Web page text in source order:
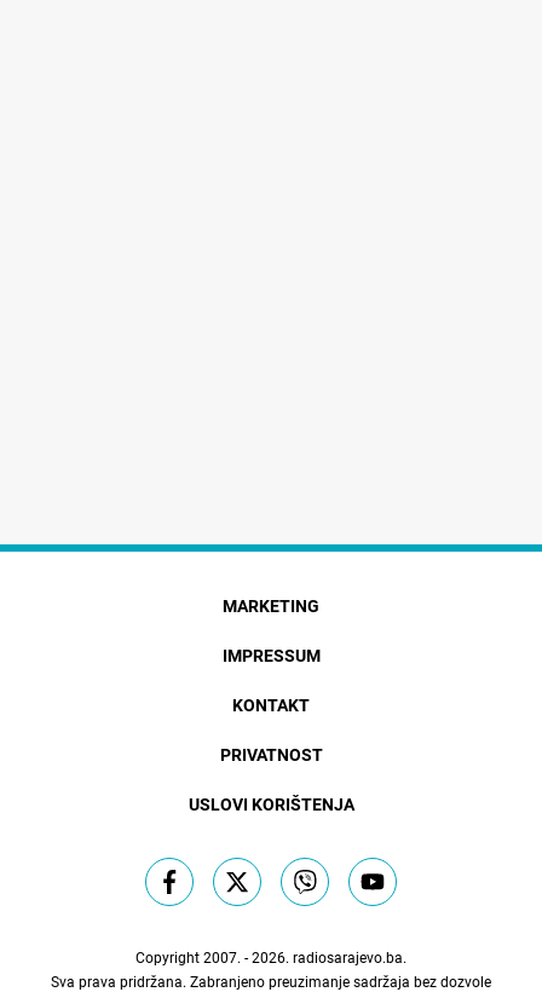
MARKETING
IMPRESSUM
KONTAKT
PRIVATNOST
USLOVI KORIŠTENJA
Copyright 2007. - 2026. radiosarajevo.ba.
Sva prava pridržana. Zabranjeno preuzimanje sadržaja bez dozvole